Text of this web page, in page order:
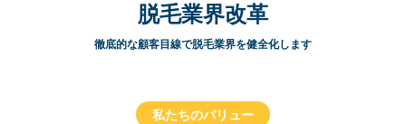
脱毛業界改革
徹底的な顧客目線で脱毛業界を健全化します
私たちのバリュー